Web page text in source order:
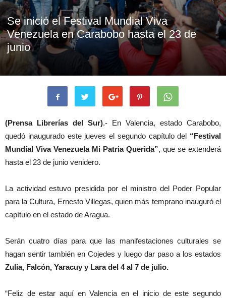
Se inició el Festival Mundial Viva
Venezuela en Carabobo hasta el 23 de
junio
(Prensa Librerías del Sur).- En Valencia, estado Carabobo,
quedó inaugurado este jueves el segundo capítulo del “Festival
Mundial Viva Venezuela Mi Patria Querida”, que se extenderá
hasta el 23 de junio venidero.
La actividad estuvo presidida por el ministro del Poder Popular
para la Cultura, Ernesto Villegas, quien más temprano inauguró el
capítulo en el estado de Aragua.
Serán cuatro días para que las manifestaciones culturales se
hagan sentir también en Cojedes y luego dar paso a los estados
Zulia, Falcón, Yaracuy y Lara del 4 al 7 de julio.
“Feliz de estar aquí en Valencia en el inicio de este segundo